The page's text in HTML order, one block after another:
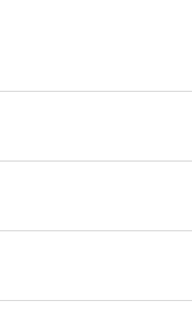
Probepaket selbst
in der Ihr alle
So kannst du es
Uns einfach
desto